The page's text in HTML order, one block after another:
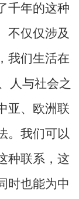
千年的这种
不仅仅涉及
我们生活在
人与社会之
亚、欧洲联
。我们可以
种联系，这
时也能为中